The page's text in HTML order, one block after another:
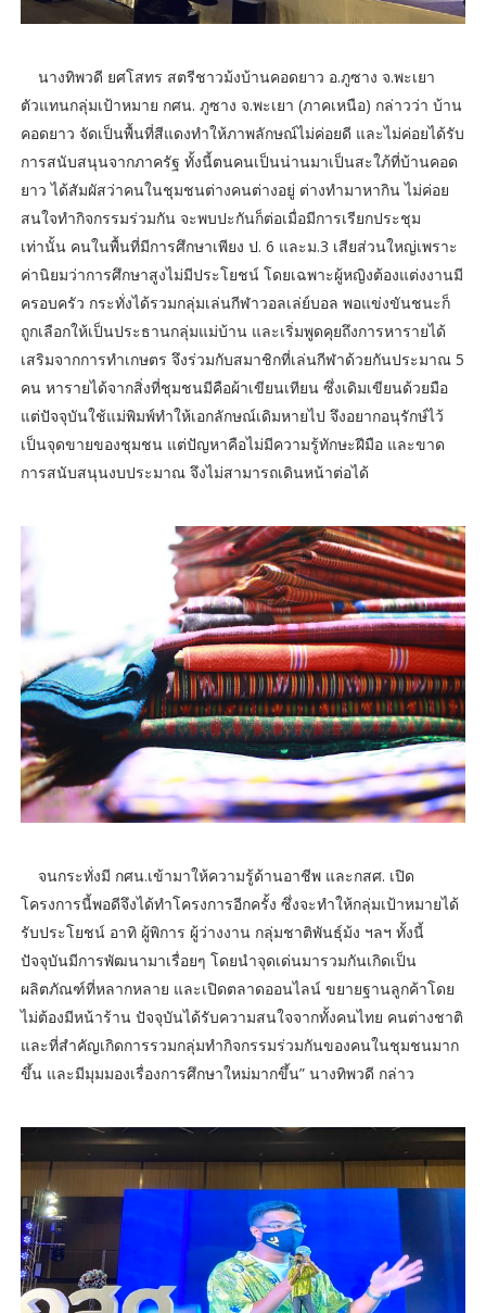
นางทิพวดี ยศโสทร สตรีชาวม้งบ้านคอดยาว อ.ภูซาง จ.พะเยา
ตัวแทนกลุ่มเป้าหมาย กศน. ภูซาง จ.พะเยา (ภาคเหนือ) กล่าวว่า บ้าน
คอดยาว จัดเป็นพื้นที่สีแดงทำให้ภาพลักษณ์ไม่ค่อยดี และไม่ค่อยได้รับ
การสนับสนุนจากภาครัฐ ทั้งนี้ตนคนเป็นน่านมาเป็นสะใภ้ที่บ้านคอด
ยาว ได้สัมผัสว่าคนในชุมชนต่างคนต่างอยู่ ต่างทำมาหากิน ไม่ค่อย
สนใจทำกิจกรรมร่วมกัน จะพบปะกันก็ต่อเมื่อมีการเรียกประชุม
เท่านั้น คนในพื้นที่มีการศึกษาเพียง ป. 6 และม.3 เสียส่วนใหญ่เพราะ
ค่านิยมว่าการศึกษาสูงไม่มีประโยชน์ โดยเฉพาะผู้หญิงต้องแต่งงานมี
ครอบครัว กระทั่งได้รวมกลุ่มเล่นกีฬาวอลเล่ย์บอล พอแข่งขันชนะก็
ถูกเลือกให้เป็นประธานกลุ่มแม่บ้าน และเริ่มพูดคุยถึงการหารายได้
เสริมจากการทำเกษตร จึงร่วมกับสมาชิกที่เล่นกีฬาด้วยกันประมาณ 5
คน หารายได้จากสิ่งที่ชุมชนมีคือผ้าเขียนเทียน ซึ่งเดิมเขียนด้วยมือ
แต่ปัจจุบันใช้แม่พิมพ์ทำให้เอกลักษณ์เดิมหายไป จึงอยากอนุรักษ์ไว้
เป็นจุดขายของชุมชน แต่ปัญหาคือไม่มีความรู้ทักษะฝีมือ และขาด
การสนับสนุนงบประมาณ จึงไม่สามารถเดินหน้าต่อได้
จนกระทั่งมี กศน.เข้ามาให้ความรู้ด้านอาชีพ และกสศ. เปิด
โครงการนี้พอดีจึงได้ทำโครงการอีกครั้ง ซึ่งจะทำให้กลุ่มเป้าหมายได้
รับประโยชน์ อาทิ ผู้พิการ ผู้ว่างงาน กลุ่มชาติพันธุ์ม้ง ฯลฯ ทั้งนี้
ปัจจุบันมีการพัฒนามาเรื่อยๆ โดยนำจุดเด่นมารวมกันเกิดเป็น
ผลิตภัณฑ์ที่หลากหลาย และเปิดตลาดออนไลน์ ขยายฐานลูกค้าโดย
ไม่ต้องมีหน้าร้าน ปัจจุบันได้รับความสนใจจากทั้งคนไทย คนต่างชาติ
และที่สำคัญเกิดการรวมกลุ่มทำกิจกรรมร่วมกันของคนในชุมชนมาก
ขึ้น และมีมุมมองเรื่องการศึกษาใหม่มากขึ้น” นางทิพวดี กล่าว